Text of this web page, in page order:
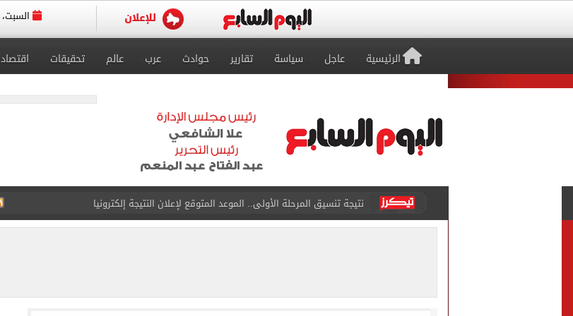
السبت، 08 أغسطس 2026
الرئيسية عاجل سياسة تقارير حوادث عرب عالم تحقيقات اقتصاد
نتيجة تنسيق المرحلة الأولى.. الموعد المتوقع لإعلان النتيجة إلكترونيا
أجواء شديدة الحرارة.. الأرصاد تكشف تفاصيل حالة الطقس وأعلى درجات حرارة متوقعة
خارطة التطعيمات المطلوبة لحج القرعة بالموسم الجديد.. اعرف التفاصيل